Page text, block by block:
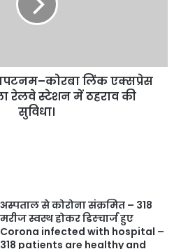
लिंक एक्सप्रेस
रेलवे स्टेशन में ठहराव की
सुविधा।
अस्पताल से कोरोना संक्रमित – 318
मरीज स्वस्थ होकर डिस्चार्ज हुए
Corona infected with hospital –
318 patients are healthy and